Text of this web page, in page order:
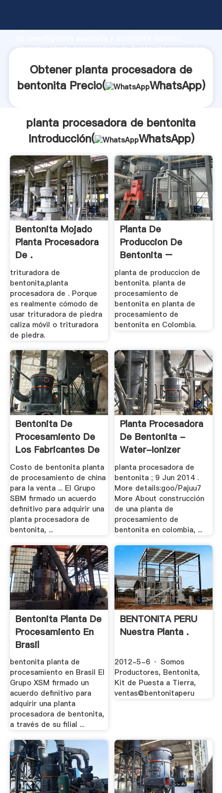
Agarrando fuerte capacidad de producción, fuerza
Shanghai planta procesadora de bentonita proveedor
Obtener planta procesadora de
bentonita Precio(
WhatsApp)
planta procesadora de bentonita
Introducción(
WhatsApp)
Bentonita Mojado
Planta Procesadora
De .
trituradora de
bentonita,planta
procesadora de . Porque
es realmente cómodo de
usar trituradora de piedra
caliza móvil o trituradora
de piedra.
Planta De
Produccion De
Bentonita –
Trituradora
planta de produccion de
bentonita. planta de
procesamiento de
bentonita en planta de
procesamiento de
bentonita en Colombia.
Bentonita De
Procesamiento De
Los Fabricantes De
.
Costo de bentonita planta
de procesamiento de china
para la venta ... El Grupo
SBM firmado un acuerdo
definitivo para adquirir una
planta procesadora de
bentonita, ...
Planta Procesadora
De Bentonita -
Water-Ionizer
planta procesadora de
bentonita ; 9 Jun 2014 .
More details:goo/Pajuu7
More About construcción
de una planta de
procesamiento de
bentonita en colombia, ...
Bentonita Planta De
Procesamiento En
Brasil
bentonita planta de
procesamiento en Brasil El
Grupo XSM firmado un
acuerdo definitivo para
adquirir una planta
procesadora de bentonita,
a través de su filial ...
BENTONITA PERU
Nuestra Planta .
2012-5-6 · Somos
Productores, Bentonita,
Kit de Puesta a Tierra,
ventas@bentonitaperu